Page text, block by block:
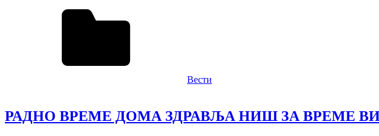
Вести
РАДНО ВРЕМЕ ДОМА ЗДРАВЉА НИШ ЗА ВРЕМЕ